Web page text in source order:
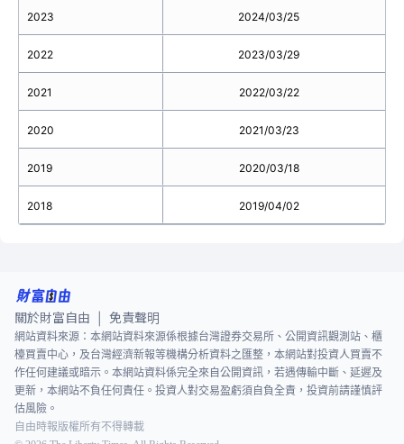
2023
2022
2021
2020
2019
2018
2024/03/25
2023/03/29
2022/03/22
2021/03/23
2020/03/18
2019/04/02
關於財富自由 免責聲明
網站資料來源：本網站資料來源係根據台灣證券交易所、公開資訊觀測站、櫃
檯買賣中心，及台灣經濟新報等機構分析資料之匯整，本網站對投資人買賣不
作任何建議或暗示。本網站資料係完全來自公開資訊，若遇傳輸中斷、延遲及
更新，本網站不負任何責任。投資人對交易盈虧須自負全責，投資前請謹慎評
估風險。
自由時報版權所有不得轉載